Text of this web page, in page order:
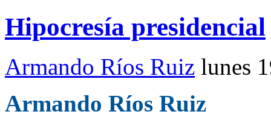
Hipocresía presidencial
Armando Ríos Ruiz lunes
Armando Ríos Ruiz